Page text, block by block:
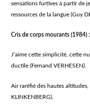
sensations furtives à partir de
ressources de la langue (Guy
Cris de corps mourants (1984) :
J’aime cette simplicité, cette
ductile (Fernand VERHESEN).
Air raréfié des hautes
KLINKENBERG).